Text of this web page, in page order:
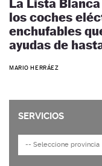
La Lista
los coches
enchufables
ayudas de
MARIO HERRÁEZ